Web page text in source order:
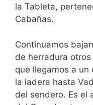
la Tableta,
Cabañas.
Continuamos
de herradura
que llegamos a
la ladera hasta
del sendero. Es el